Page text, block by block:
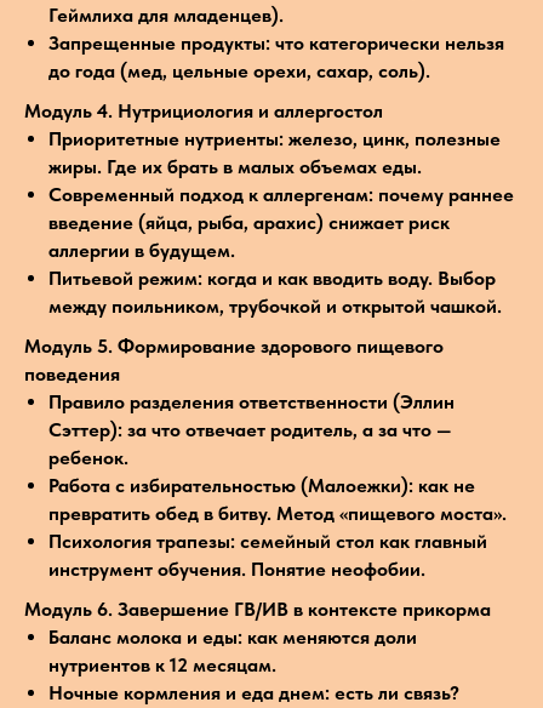
Геймлиха для младенцев).
Запрещенные продукты: что категорически нельзя
до года (мед, цельные орехи, сахар, соль).
Модуль 4. Нутрициология и аллергостол
Приоритетные нутриенты: железо, цинк, полезные
жиры. Где их брать в малых объемах еды.
Современный подход к аллергенам: почему раннее
введение (яйца, рыба, арахис) снижает риск
аллергии в будущем.
Питьевой режим: когда и как вводить воду. Выбор
между поильником, трубочкой и открытой чашкой.
Модуль 5. Формирование здорового пищевого
поведения
Правило разделения ответственности (Эллин
Сэттер): за что отвечает родитель, а за что —
ребенок.
Работа с избирательностью (Малоежки): как не
превратить обед в битву. Метод «пищевого моста».
Психология трапезы: семейный стол как главный
инструмент обучения. Понятие неофобии.
Модуль 6. Завершение ГВ/ИВ в контексте прикорма
Баланс молока и еды: как меняются доли
нутриентов к 12 месяцам.
Ночные кормления и еда днем: есть ли связь?